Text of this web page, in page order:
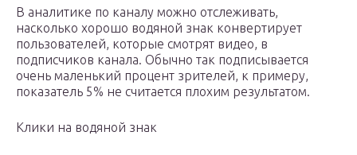
В аналитике по каналу можно отслеживать,
насколько хорошо водяной знак конвертирует
пользователей, которые смотрят видео, в
подписчиков канала. Обычно так подписывается
очень маленький процент зрителей, к примеру,
показатель 5% не считается плохим результатом.
Клики на водяной знак